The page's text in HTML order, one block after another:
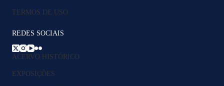
TERMOS DE USO
REDES SOCIAIS
ACERVO HISTÓRICO
EXPOSIÇÕES